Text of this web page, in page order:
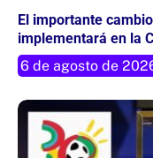
El importante
implementará en la
6 de agosto de